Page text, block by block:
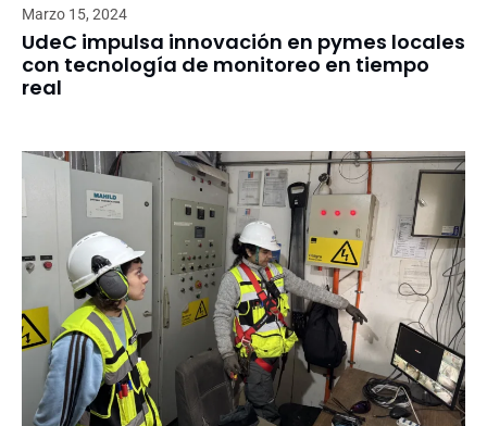
Marzo 15, 2024
UdeC impulsa innovación en pymes locales
con tecnología de monitoreo en tiempo
real